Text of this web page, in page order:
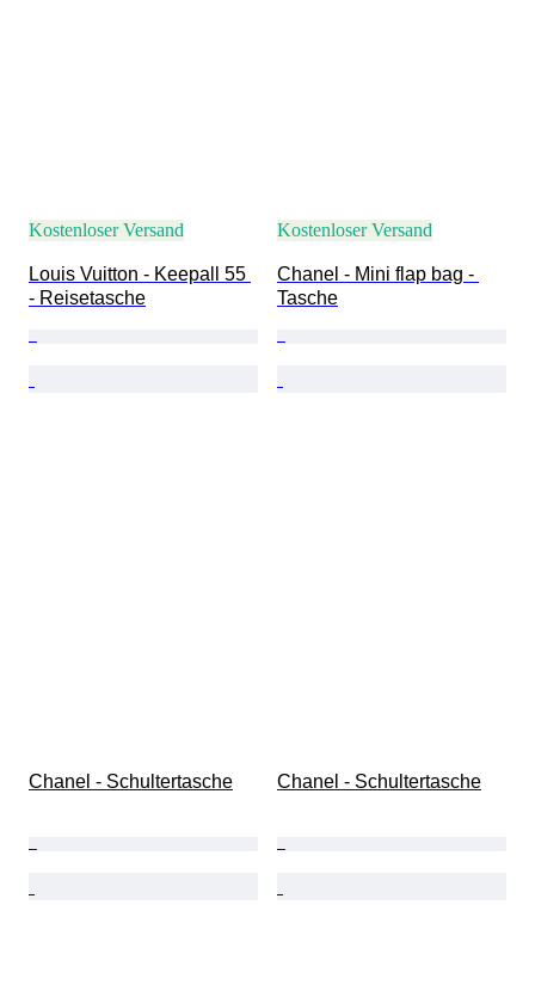
Kostenloser Versand
Louis Vuitton - Keepall 55
- Reisetasche
Kostenloser Versand
Chanel - Mini flap bag -
Tasche
Chanel - Schultertasche Chanel - Schultertasche